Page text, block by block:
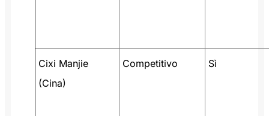
Cixi Manjie
(Cina)
Competitivo Sì